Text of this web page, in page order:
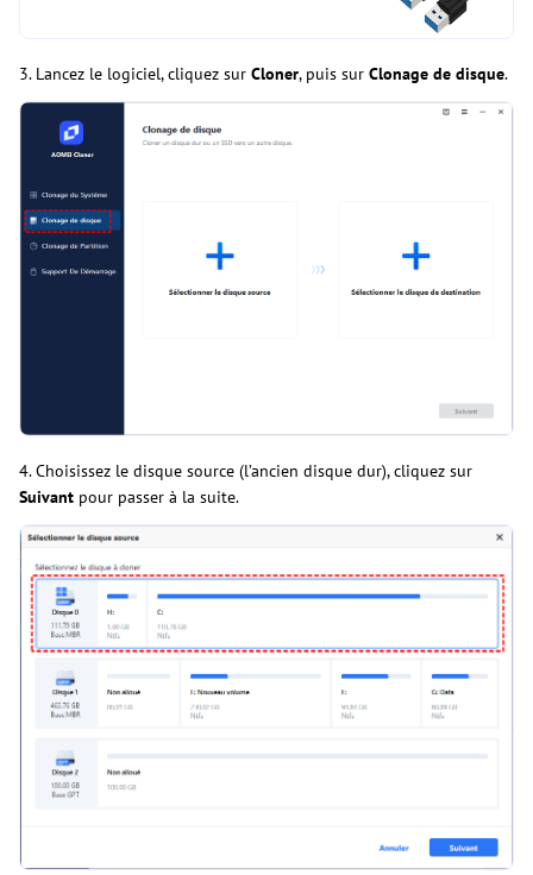
3. Lancez le logiciel, cliquez sur Cloner, puis sur Clonage de disque.
4. Choisissez le disque source (l’ancien disque dur), cliquez sur
Suivant pour passer à la suite.